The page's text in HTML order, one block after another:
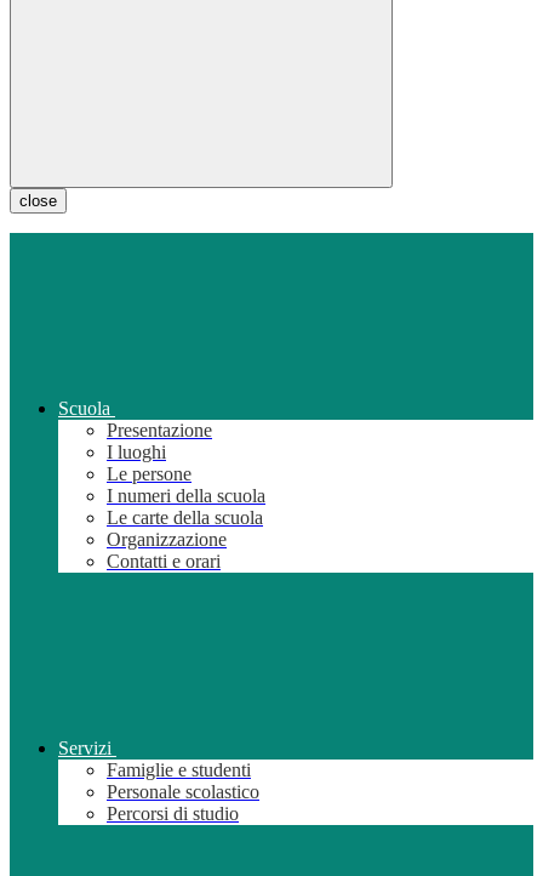
close
Scuola
Presentazione
I luoghi
Le persone
I numeri della scuola
Le carte della scuola
Organizzazione
Contatti e orari
Servizi
Famiglie e studenti
Personale scolastico
Percorsi di studio